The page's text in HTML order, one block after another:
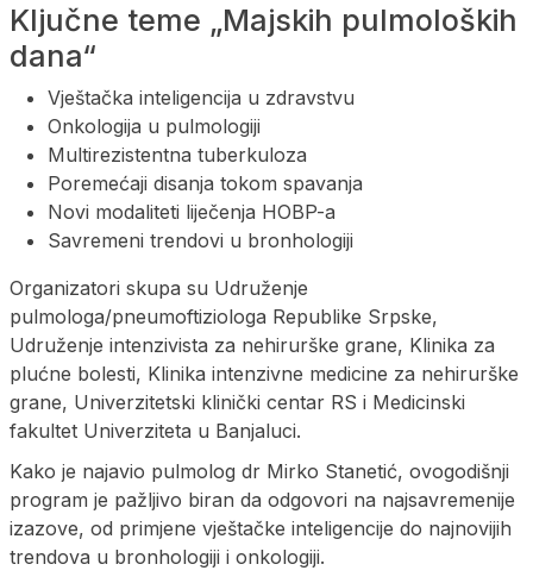
Ključne teme „Majskih pulmoloških
dana“
Vještačka inteligencija u zdravstvu
Onkologija u pulmologiji
Multirezistentna tuberkuloza
Poremećaji disanja tokom spavanja
Novi modaliteti liječenja HOBP-a
Savremeni trendovi u bronhologiji
Organizatori skupa su Udruženje
pulmologa/pneumoftiziologa Republike Srpske,
Udruženje intenzivista za nehirurške grane, Klinika za
plućne bolesti, Klinika intenzivne medicine za nehirurške
grane, Univerzitetski klinički centar RS i Medicinski
fakultet Univerziteta u Banjaluci.
Kako je najavio pulmolog dr Mirko Stanetić, ovogodišnji
program je pažljivo biran da odgovori na najsavremenije
izazove, od primjene vještačke inteligencije do najnovijih
trendova u bronhologiji i onkologiji.